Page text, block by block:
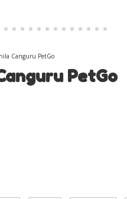
Canguru PetGo
PetGo